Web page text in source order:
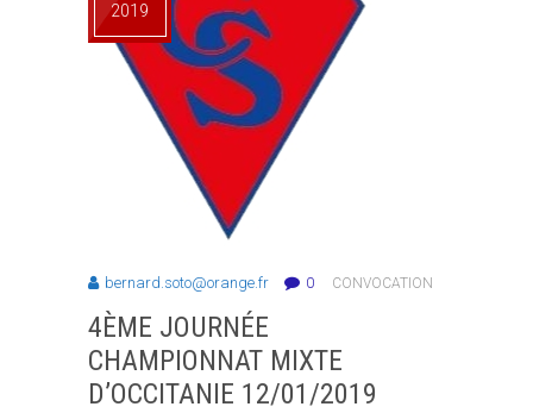
2019
bernard.soto@orange.fr 0 CONVOCATION
4ÈME JOURNÉE
CHAMPIONNAT MIXTE
D’OCCITANIE 12/01/2019